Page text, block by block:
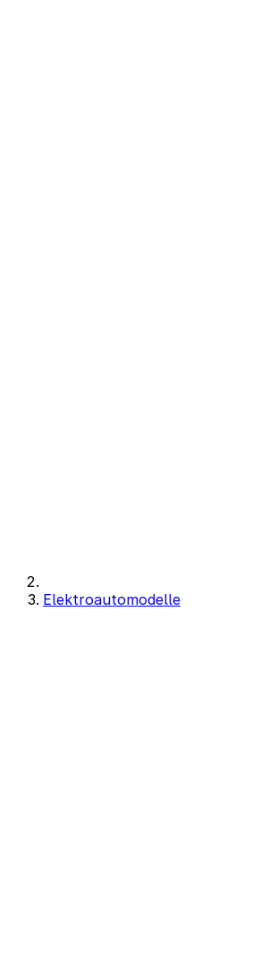
Elektroautomodelle